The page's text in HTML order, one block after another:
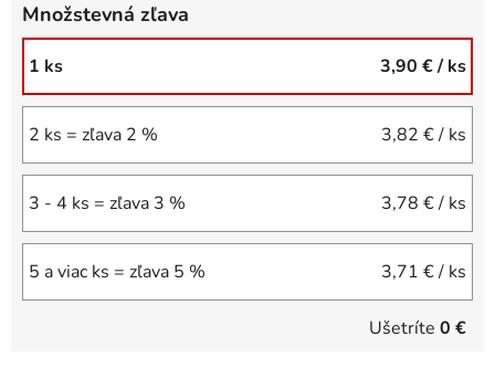
Množstevná zľava
1 ks 3,90 €/ ks
2 ks = zľava 2 % 3,82 €/ ks
3 - 4 ks = zľava 3 % 3,78 €/ ks
5 a viac ks = zľava 5 % 3,71 €/ ks
Ušetríte 0 €